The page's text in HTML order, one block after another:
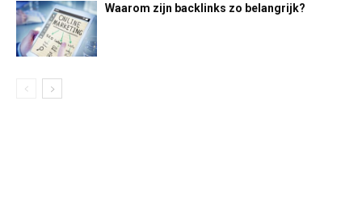
Waarom zijn backlinks zo belangrijk?